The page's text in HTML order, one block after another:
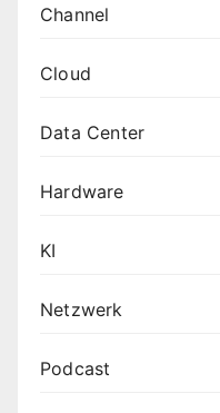
Channel
Cloud
Data Center
Hardware
KI
Netzwerk
Podcast